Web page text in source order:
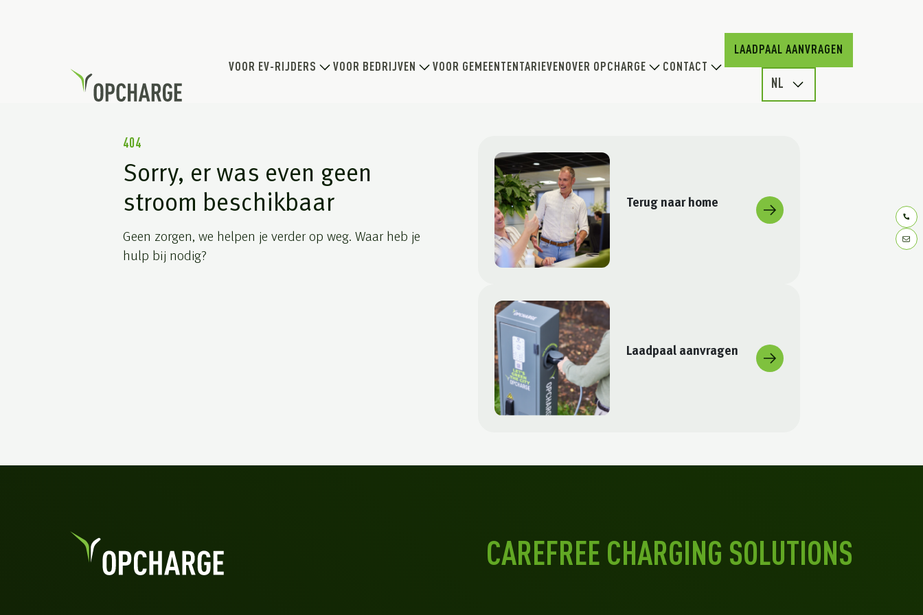
VOOR EV-RIJDERS VOOR BEDRIJVEN VOOR GEMEENTEN TARIEVEN OVER OPCHARGE CONTACT
LAADPAAL AANVRAGEN
NL
404
Sorry, er was even geen
stroom beschikbaar
Geen zorgen, we helpen je verder op weg. Waar heb je
hulp bij nodig?
Terug naar home
Laadpaal aanvragen
CAREFREE CHARGING SOLUTIONS